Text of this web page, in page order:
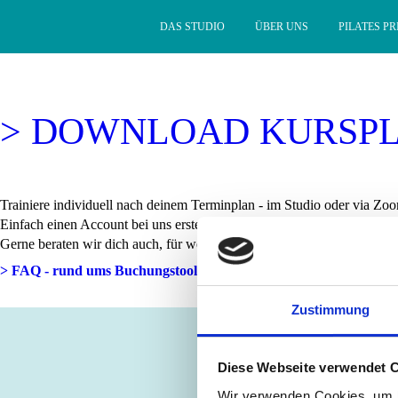
Zustimmung
Diese Webseite verwendet
DAS STUDIO ÜBER UNS PILATES
> DOWNLOAD
Trainiere individuell nach deinem Terminplan - im Studio oder via
Einfach einen Account bei uns erstellen (Button rechts "Login/
Gerne beraten wir dich auch, für welche Gruppe du am besten geeignet
> FAQ - rund ums Buchungstool